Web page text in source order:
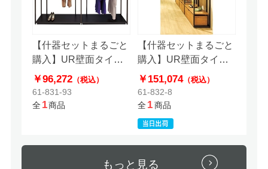
【什器セットまるごと
購入】UR壁面タイプ
幅120cmブラック2連
結セット
￥96,272（税込）
61-831-93
全 1商品
【什器セットまるごと
購入】UR壁面タイプ
W90 BK 3連結セット
￥151,074（税込）
61-832-8
全1商品
もっと見る